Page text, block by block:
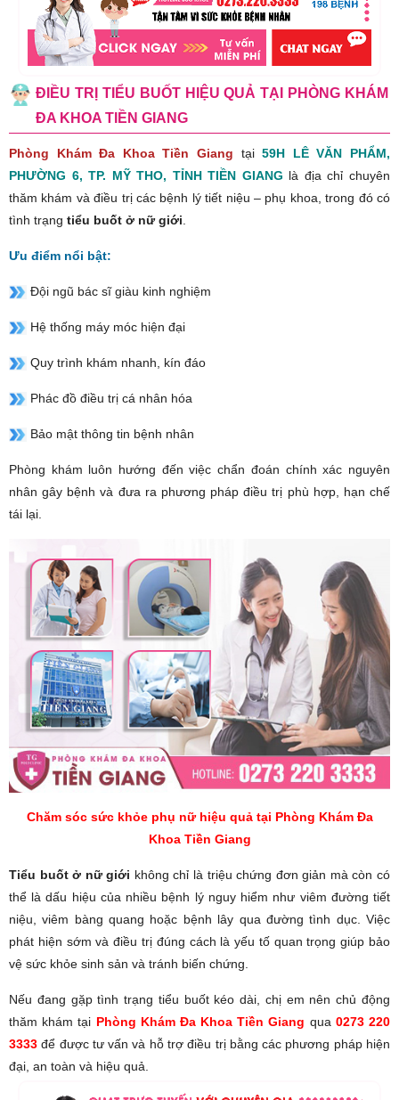
ĐIỀU TRỊ TIỂU BUỐT HIỆU QUẢ TẠI PHÒNG KHÁM
ĐA KHOA TIỀN GIANG
Phòng Khám Đa Khoa Tiền Giang tại59H LÊ VĂN PHẨM,
PHƯỜNG 6, TP. MỸ THO, TỈNH TIỀN GIANG là địa chỉ chuyên
thăm khám và điều trị các bệnh lý tiết niệu – phụ khoa, trong đó có
tình trạng tiểu buốt ở nữ giới
Ưu điểm nổi bật:
Đội ngũ bác sĩ giàu kinh nghiệm
Hệ thống máy móc hiện đại
Quy trình khám nhanh, kín đáo
Phác đồ điều trị cá nhân hóa
Bảo mật thông tin bệnh nhân
Phòng khám luôn hướng đến việc chẩn đoán chính xác nguyên
nhân gây bệnh và đưa ra phương pháp điều trị phù hợp, hạn chế
tái lại.
Chăm sóc sức khỏe phụ nữ hiệu quả tại Phòng Khám Đa
Khoa Tiền Giang
Tiểu buốt ở nữ giới không chỉ là triệu chứng đơn giản mà còn có
thể là dấu hiệu của nhiều bệnh lý nguy hiểm như viêm đường tiết
niệu, viêm bàng quang hoặc bệnh lây qua đường tình dục. Việc
phát hiện sớm và điều trị đúng cách là yếu tố quan trọng giúp bảo
vệ sức khỏe sinh sản và tránh biến chứng.
Nếu đang gặp tình trạng tiểu buốt kéo dài, chị em nên chủ động
thăm khám tại Phòng Khám Đa Khoa Tiền Giang qua 0273 220
3333 để được tư vấn và hỗ trợ điều trị bằng các phương pháp hiện
đại, an toàn và hiệu quả.